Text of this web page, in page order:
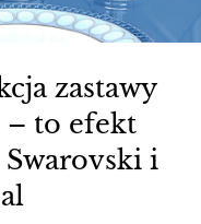
zastawy
– to efekt
Swarovski i